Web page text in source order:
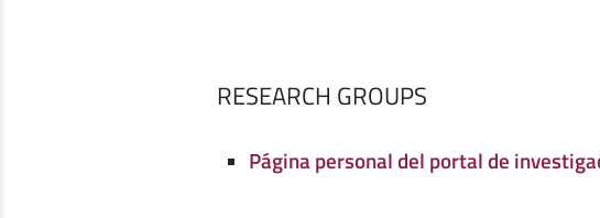
RESEARCH GROUPS
Página personal del portal de